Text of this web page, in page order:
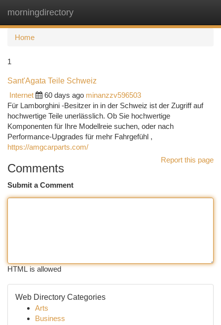
morningdirectory
Home
1
Sant'Agata Teile Schweiz
Internet
60 days ago minanzzv596503
Für Lamborghini -Besitzer in in der Schweiz ist der Zugriff auf
hochwertige Teile unerlässlich. Ob Sie hochwertige
Komponenten für Ihre Modellreie suchen, oder nach
Performance-Upgrades für mehr Fahrgefühl ,
https://amgcarparts.com/
Report this page
Comments
Submit a Comment
HTML is allowed
Web Directory Categories
Arts
Business